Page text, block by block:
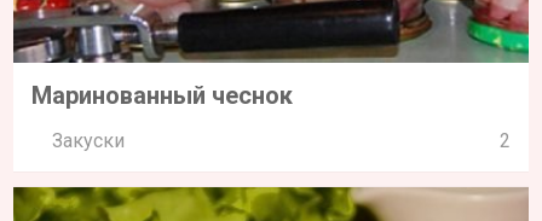
Маринованный чеснок
Закуски 2